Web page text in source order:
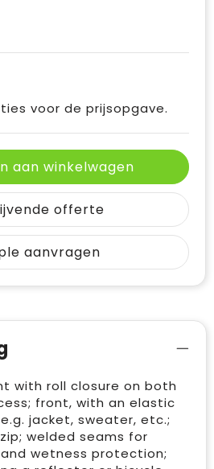
voor de prijsopgave.
aan winkelwagen
offerte
aanvragen
with roll closure on both
front, with an elastic
jacket, sweater, etc.;
welded seams for
wetness protection;